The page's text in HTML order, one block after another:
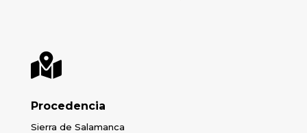

Procedencia
Sierra de Salamanca